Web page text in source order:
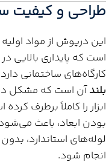
طراحی و کیفیت
این درپوش از مواد
است که پایداری بالایی
کارگاه‌های ساختمانی
بلندآن است که مشکل
ابزار را کاملاً برطرف
بودن ابعاد، باعث
لوله‌های استاندارد،
انجام شود.